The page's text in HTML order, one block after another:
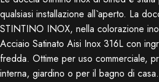
qualsiasi installazione all`aperto. La
STINTINO INOX, nella colorazione
Acciaio Satinato Aisi Inox 316L con
fredda. Ottime per uso commerciale,
interna, giardino o per il bagno di casa.